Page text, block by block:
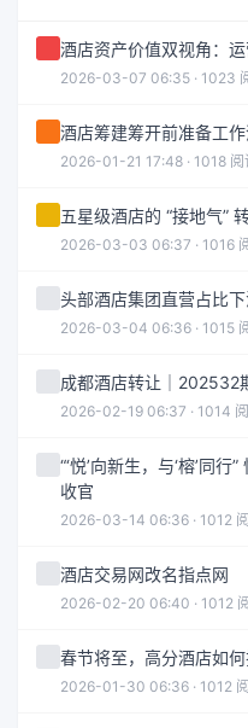
酒店资产价值双视角：
2026-03-07 06:35 · 1023
酒店筹建筹开前准备工
2026-01-21 17:48 · 1018 阅
五星级酒店的 “接地气”
2026-03-03 06:37 · 1016
头部酒店集团直营占比
2026-03-04 06:36 · 1015
成都酒店转让｜202532
2026-02-19 06:37 · 1014
“‘悦’向新生，与‘榕’同
收官
2026-03-14 06:36 · 1012
酒店交易网改名指点网
2026-02-20 06:40 · 1012
春节将至，高分酒店如何
2026-01-30 06:36 · 1012